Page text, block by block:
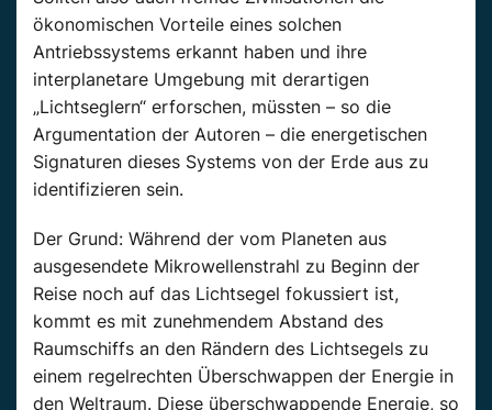
ökonomischen Vorteile eines solchen
Antriebssystems erkannt haben und ihre
interplanetare Umgebung mit derartigen
„Lichtseglern“ erforschen, müssten – so die
Argumentation der Autoren – die energetischen
Signaturen dieses Systems von der Erde aus zu
identifizieren sein.
Der Grund: Während der vom Planeten aus
ausgesendete Mikrowellenstrahl zu Beginn der
Reise noch auf das Lichtsegel fokussiert ist,
kommt es mit zunehmendem Abstand des
Raumschiffs an den Rändern des Lichtsegels zu
einem regelrechten Überschwappen der Energie in
den Weltraum. Diese überschwappende Energie, so